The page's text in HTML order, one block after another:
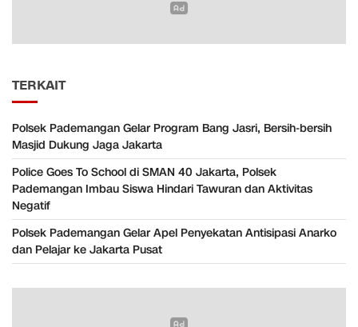
TERKAIT
Polsek Pademangan Gelar Program Bang Jasri, Bersih-bersih
Masjid Dukung Jaga Jakarta
Police Goes To School di SMAN 40 Jakarta, Polsek
Pademangan Imbau Siswa Hindari Tawuran dan Aktivitas
Negatif
Polsek Pademangan Gelar Apel Penyekatan Antisipasi Anarko
dan Pelajar ke Jakarta Pusat